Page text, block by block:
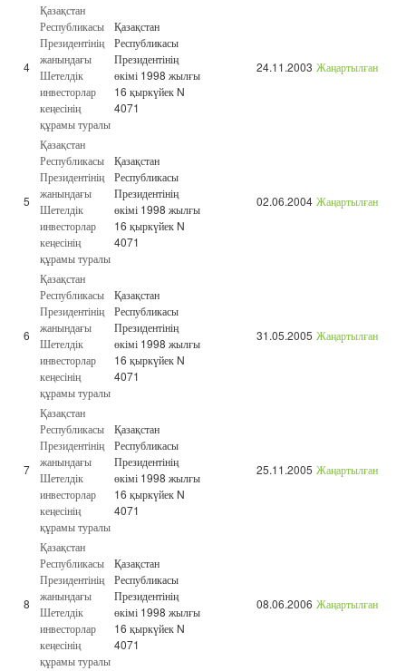
4
Қазақстан
Республикасы
Президентінің
жанындағы
Шетелдік
инвесторлар
кеңесінің
құрамы туралы
Қазақстан
Республикасы
Президентінің
өкімі 1998 жылғы
16 қыркүйек N
4071
24.11.2003 Жаңартылған
5
Қазақстан
Республикасы
Президентінің
жанындағы
Шетелдік
инвесторлар
кеңесінің
құрамы туралы
Қазақстан
Республикасы
Президентінің
өкімі 1998 жылғы
16 қыркүйек N
4071
02.06.2004 Жаңартылған
6
Қазақстан
Республикасы
Президентінің
жанындағы
Шетелдік
инвесторлар
кеңесінің
құрамы туралы
Қазақстан
Республикасы
Президентінің
өкімі 1998 жылғы
16 қыркүйек N
4071
31.05.2005 Жаңартылған
7
Қазақстан
Республикасы
Президентінің
жанындағы
Шетелдік
инвесторлар
кеңесінің
құрамы туралы
Қазақстан
Республикасы
Президентінің
өкімі 1998 жылғы
16 қыркүйек N
4071
25.11.2005 Жаңартылған
8
Қазақстан
Республикасы
Президентінің
жанындағы
Шетелдік
инвесторлар
кеңесінің
құрамы туралы
Қазақстан
Республикасы
Президентінің
өкімі 1998 жылғы
16 қыркүйек N
4071
08.06.2006 Жаңартылған